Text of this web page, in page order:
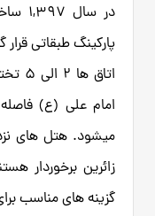
در
میشود. هتل های
زائرین برخوردار
گزینه های مناسب